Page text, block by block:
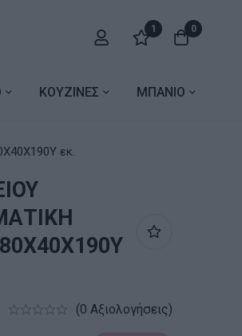
1 0
ΚΟΥΖΙΝΕΣ ΜΠΑΝΙΟ
80Χ40Χ190Υ εκ.
(0 Αξιολογήσεις)